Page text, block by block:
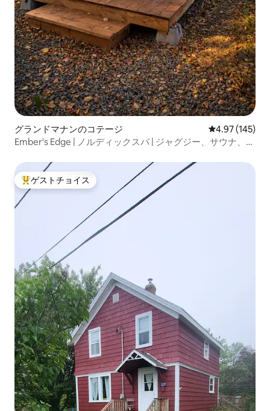
グランドマナンのコテージ レビュー145
4.97 (145)
Ember's Edge | ノルディックスパ | ジャグジー、サウナ、プ
大好評のゲストチョイスです。
ゲストチョイス